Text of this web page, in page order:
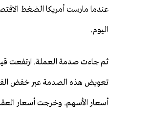
عندما مارست أمريكا الضغط
اليوم.
ثم جاءت صدمة العملة. ارتفعت
تعويض هذه الصدمة عبر خفض
أسعار الأسهم. وخرجت أسعار